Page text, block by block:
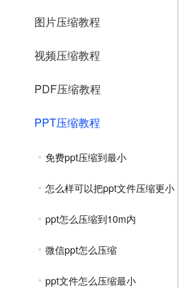
图片压缩教程
视频压缩教程
PDF压缩教程
PPT压缩教程
免费ppt压缩到最小
怎么样可以把ppt文件压缩更小
ppt怎么压缩到10m内
微信ppt怎么压缩
ppt文件怎么压缩最小